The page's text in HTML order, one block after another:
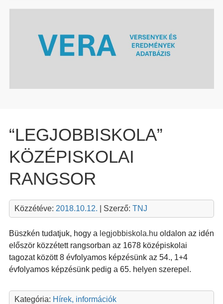
“LEGJOBBISKOLA”
KÖZÉPISKOLAI
RANGSOR
Közzétéve: 2018.10.12. | Szerző: TNJ
Büszkén tudatjuk, hogy a legjobbiskola.hu oldalon az idén
először közzétett rangsorban az 1678 középiskolai
tagozat között 8 évfolyamos képzésünk az 54., 1+4
évfolyamos képzésünk pedig a 65. helyen szerepel.
Kategória: Hírek, információk